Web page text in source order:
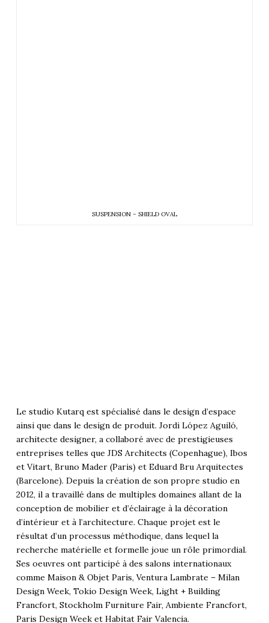
SUSPENSION – SHIELD OVAL
Le studio Kutarq est spécialisé dans le design d’espace
ainsi que dans le design de produit. Jordi López Aguiló,
architecte designer, a collaboré avec de prestigieuses
entreprises telles que JDS Architects (Copenhague), Ibos
et Vitart, Bruno Mader (Paris) et Eduard Bru Arquitectes
(Barcelone). Depuis la création de son propre studio en
2012, il a travaillé dans de multiples domaines allant de la
conception de mobilier et d’éclairage à la décoration
d’intérieur et à l’architecture. Chaque projet est le
résultat d’un processus méthodique, dans lequel la
recherche matérielle et formelle joue un rôle primordial.
Ses oeuvres ont participé à des salons internationaux
comme Maison & Objet Paris, Ventura Lambrate – Milan
Design Week, Tokio Design Week, Light + Building
Francfort, Stockholm Furniture Fair, Ambiente Francfort,
Paris Design Week et Habitat Fair Valencia.